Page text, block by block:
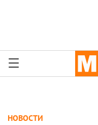
НОВОСТИ